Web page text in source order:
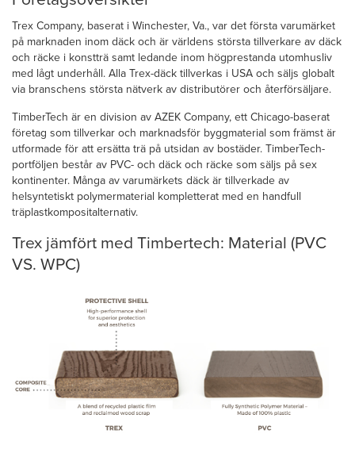
Trex Company, baserat i Winchester, Va., var det första varumärket
på marknaden inom däck och är världens största tillverkare av däck
och räcke i konstträ samt ledande inom högprestanda utomhusliv
med lågt underhåll. Alla Trex-däck tillverkas i USA och säljs globalt
via branschens största nätverk av distributörer och återförsäljare.
TimberTech är en division av AZEK Company, ett Chicago-baserat
företag som tillverkar och marknadsför byggmaterial som främst är
utformade för att ersätta trä på utsidan av bostäder. TimberTech-
portföljen består av PVC- och däck och räcke som säljs på sex
kontinenter. Många av varumärkets däck är tillverkade av
helsyntetiskt polymermaterial kompletterat med en handfull
träplastkompositalternativ.
Trex jämfört med Timbertech: Material (PVC
VS. WPC)